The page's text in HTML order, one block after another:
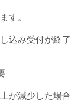
す。
込み受付が終了
が減少した場合